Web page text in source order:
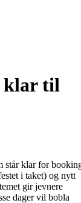
klar til
står klar for
i taket) og nytt
gir jevnere
dager vil bobla